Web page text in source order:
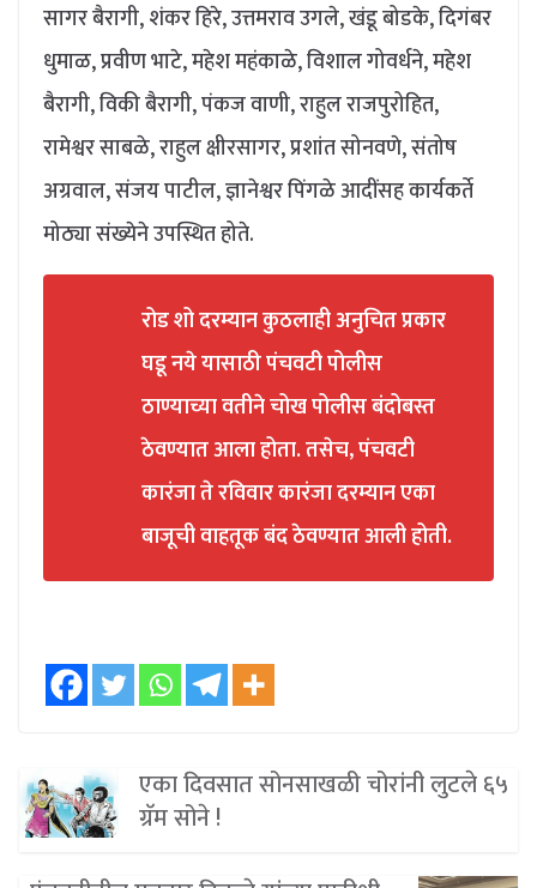
सागर बैरागी, शंकर हिरे, उत्तमराव उगले, खंडू बोडके, दिगंबर
धुमाळ, प्रवीण भाटे, महेश महंकाळे, विशाल गोवर्धने, महेश
बैरागी, विकी बैरागी, पंकज वाणी, राहुल राजपुरोहित,
रामेश्वर साबळे, राहुल क्षीरसागर, प्रशांत सोनवणे, संतोष
अग्रवाल, संजय पाटील, ज्ञानेश्वर पिंगळे आदींसह कार्यकर्ते
मोठ्या संख्येने उपस्थित होते.
रोड शो दरम्यान कुठलाही अनुचित प्रकार
घडू नये यासाठी पंचवटी पोलीस
ठाण्याच्या वतीने चोख पोलीस बंदोबस्त
ठेवण्यात आला होता. तसेच, पंचवटी
कारंजा ते रविवार कारंजा दरम्यान एका
बाजूची वाहतूक बंद ठेवण्यात आली होती.
एका दिवसात सोनसाखळी चोरांनी लुटले ६५
ग्रॅम सोने !